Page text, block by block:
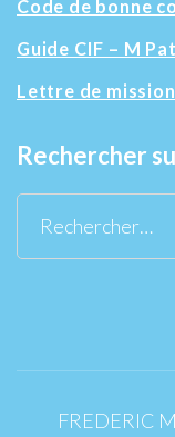
Code de bonne
Guide CIF – M
Lettre de
Rechercher
Rechercher :
FREDERIC